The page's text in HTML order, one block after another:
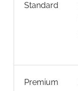
Standard
Premium